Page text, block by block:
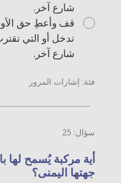
شارع آخر.
قف وأعطِ حق
تدخل أو التي
شارع آخر.
فئة: إشارات المرور
سؤال: 25
أية مركبة يُسمح لها
جهتها اليمنى؟